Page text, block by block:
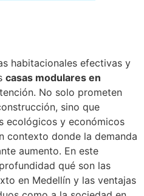
habitacionales efectivas y
casas modulares en
No solo prometen
sino que
ecológicos y económicos
contexto donde la demanda
aumento. En este
qué son las
en Medellín y las ventajas